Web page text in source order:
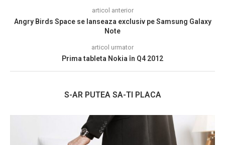
articol anterior
Angry Birds Space se lanseaza exclusiv pe Samsung Galaxy
Note
articol urmator
Prima tableta Nokia în Q4 2012
S-AR PUTEA SA-TI PLACA